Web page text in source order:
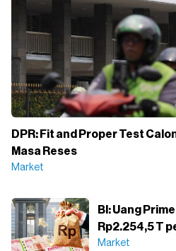
DPR: Fit and Proper Test
Masa Reses
Market
BI: Uang
Rp2.254,5 T
Market